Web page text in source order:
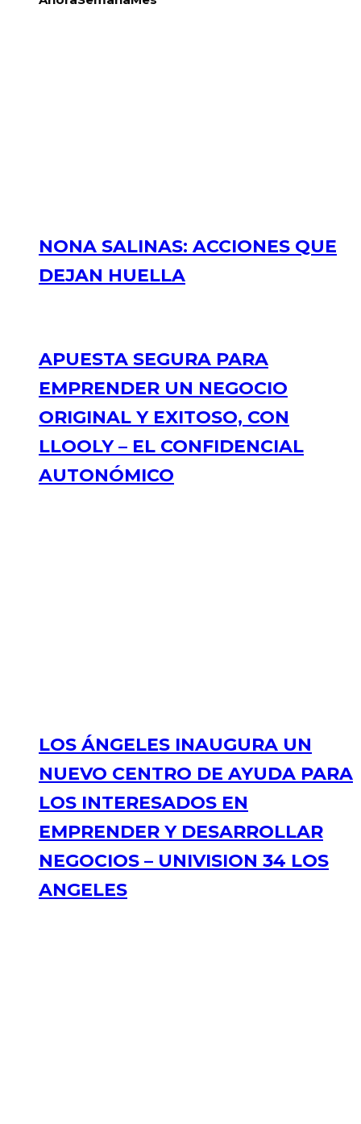
NONA SALINAS: ACCIONES QUE
DEJAN HUELLA
APUESTA SEGURA PARA
EMPRENDER UN NEGOCIO
ORIGINAL Y EXITOSO, CON
LLOOLY – EL CONFIDENCIAL
AUTONÓMICO
LOS ÁNGELES INAUGURA UN
NUEVO CENTRO DE AYUDA PARA
LOS INTERESADOS EN
EMPRENDER Y DESARROLLAR
NEGOCIOS – UNIVISION 34 LOS
ANGELES